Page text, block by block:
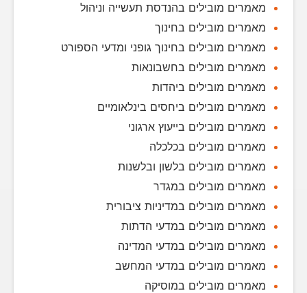
מאמרים מובילים בהנדסת תעשייה וניהול
מאמרים מובילים בחינוך
מאמרים מובילים בחינוך גופני ומדעי הספורט
מאמרים מובילים בחשבונאות
מאמרים מובילים ביהדות
מאמרים מובילים ביחסים בינלאומיים
מאמרים מובילים בייעוץ ארגוני
מאמרים מובילים בכלכלה
מאמרים מובילים בלשון ובלשנות
מאמרים מובילים במגדר
מאמרים מובילים במדיניות ציבורית
מאמרים מובילים במדעי הדתות
מאמרים מובילים במדעי המדינה
מאמרים מובילים במדעי המחשב
מאמרים מובילים במוסיקה